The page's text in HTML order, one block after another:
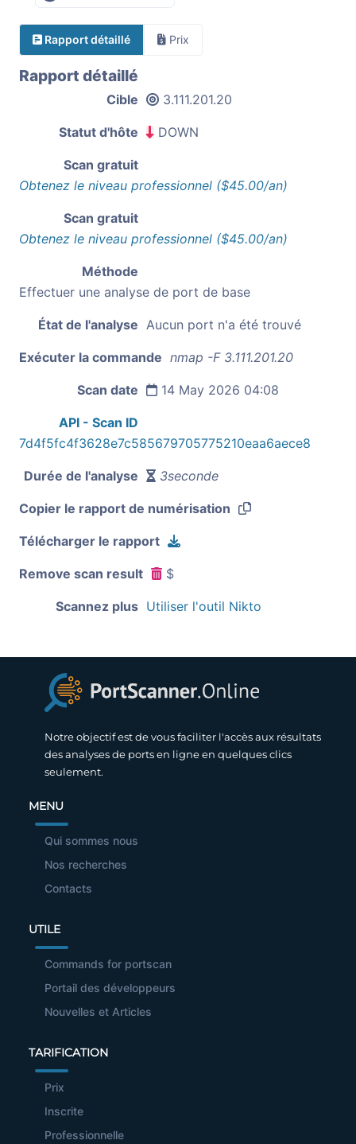
Rapport détaillé Prix
Rapport détaillé
Cible 3.111.201.20
Statut d'hôte DOWN
Scan gratuit
Obtenez le niveau professionnel ($45.00/an)
Scan gratuit
Obtenez le niveau professionnel ($45.00/an)
Méthode
Effectuer une analyse de port de base
État de l'analyse Aucun port n'a été trouvé
Exécuter la commande nmap -F 3.111.201.20
Scan date 14 May 2026 04:08
API - Scan ID
7d4f5fc4f3628e7c585679705775210eaa6aece8
Durée de l'analyse 3seconde
Copier le rapport de numérisation
Télécharger le rapport
Remove scan result $
Scannez plus Utiliser l'outil Nikto
Notre objectif est de vous faciliter l'accès aux résultats
des analyses de ports en ligne en quelques clics
seulement.
MENU
Qui sommes nous
Nos recherches
Contacts
UTILE
Commands for portscan
Portail des développeurs
Nouvelles et Articles
TARIFICATION
Prix
Inscrite
Professionnelle